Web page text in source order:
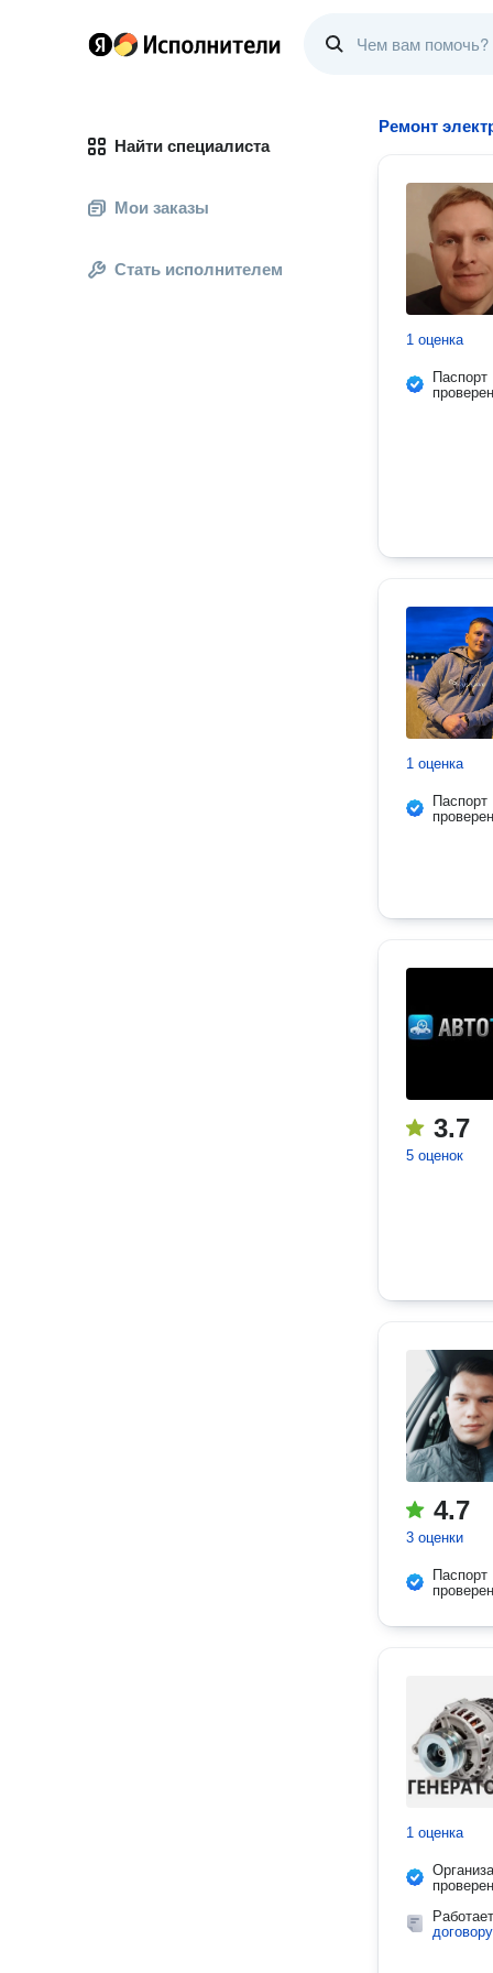
Найти специалиста
Мои заказы
Стать исполнителем
Ремонт
1 оценка
Паспорт
проверен
1 оценка
Паспорт
проверен
3.7
5 оценок
4.7
3 оценки
Паспорт
проверен
1 оценка
договору